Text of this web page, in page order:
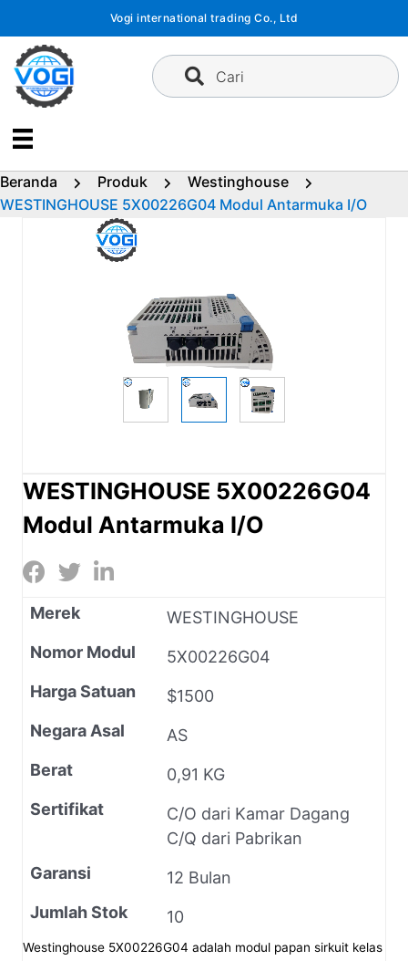
konten
Vogi international trading Co., Ltd
Cari
Beranda Produk
Westinghouse
WESTINGHOUSE 5X00226G04 Modul Antarmuka I/O
WESTINGHOUSE 5X00226G04
Modul Antarmuka I/O
Merek
WESTINGHOUSE
Nomor Modul
5X00226G04
Harga Satuan
$1500
Negara Asal
AS
Berat
0,91 KG
Sertifikat
C/O dari Kamar Dagang
C/Q dari Pabrikan
Garansi
12 Bulan
Jumlah Stok
10
Westinghouse 5X00226G04 adalah modul papan sirkuit kelas